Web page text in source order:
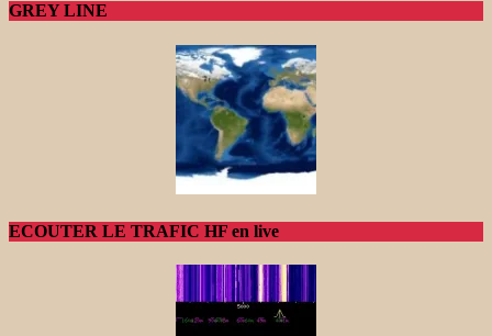
GREY LINE
ECOUTER LE TRAFIC HF en live